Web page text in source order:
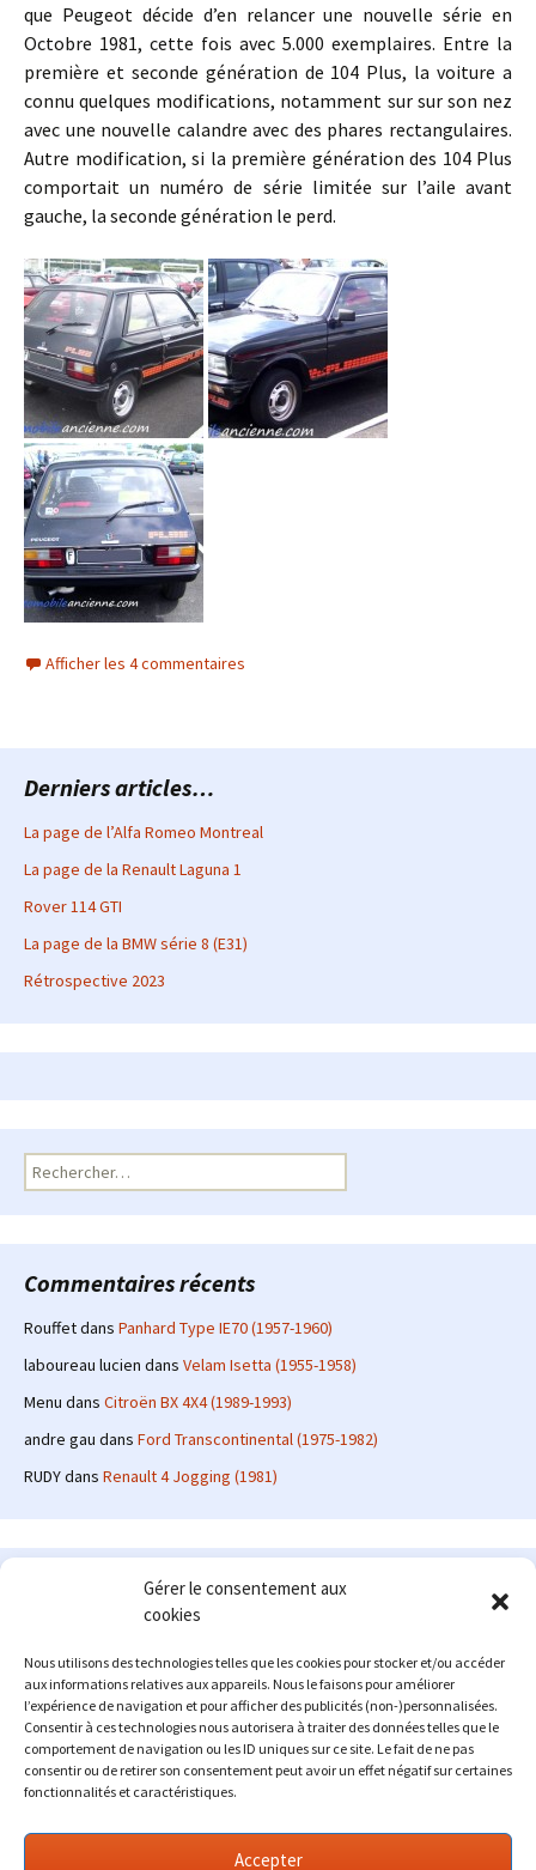
Gérer le consentement aux
cookies
Nous utilisons des technologies telles que les cookies pour stocker et/ou accéder
aux informations relatives aux appareils. Nous le faisons pour améliorer
l’expérience de navigation et pour afficher des publicités (non-)personnalisées.
Consentir à ces technologies nous autorisera à traiter des données telles que le
comportement de navigation ou les ID uniques sur ce site. Le fait de ne pas
consentir ou de retirer son consentement peut avoir un effet négatif sur certaines
fonctionnalités et caractéristiques.
Accepter
que Peugeot décide d’en relancer une nouvelle série en
Octobre 1981, cette fois avec 5.000 exemplaires. Entre la
première et seconde génération de 104 Plus, la voiture a
connu quelques modifications, notamment sur sur son nez
avec une nouvelle calandre avec des phares rectangulaires.
Autre modification, si la première génération des 104 Plus
comportait un numéro de série limitée sur l’aile avant
gauche, la seconde génération le perd.
Afficher les 4 commentaires
Derniers articles…
La page de l’Alfa Romeo Montreal
La page de la Renault Laguna 1
Rover 114 GTI
La page de la BMW série 8 (E31)
Rétrospective 2023
Rechercher :
Commentaires récents
Rouffetdans Panhard Type IE70 (1957-1960)
laboureau lucien dans Velam Isetta (1955-1958)
Menu dans Citroën BX 4X4 (1989-1993)
andre gau dans Ford Transcontinental (1975-1982)
RUDYdans Renault 4 Jogging (1981)
Le site en quelques mots
: passionné d'automobile ancienne depuis de
nombreuses années, j'ai commencé à partager ma passion sur
internet à partir de 2009 au travers d'un blog qui a connu un relatif
succès. Fin 2013, je décide de prendre mon autonomie et me lancer
avec mon propre site : l'Automobile Ancienne.
Me contacter : alex(at)lautomobileancienne.com